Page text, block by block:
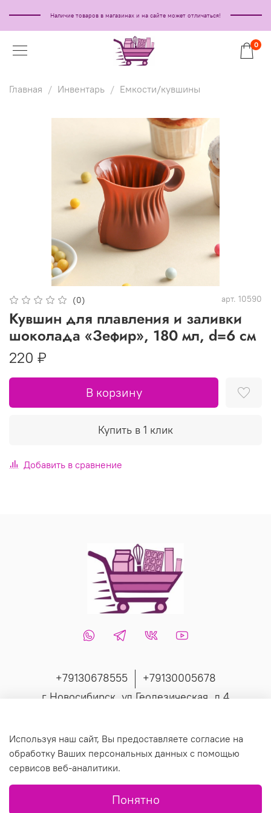
Наличие товаров в магазинах и на сайте может отличаться!
0
Главная Инвентарь Емкости/кувшины
(0) арт. 10590
Кувшин для плавления и заливки
шоколада «Зефир», 180 мл, d=6 см
220 ₽
В корзину
Купить в 1 клик
Добавить в сравнение
+79130678555
+79130005678
г Новосибирск, ул Геодезическая, д 4
© 2019 Любое использование контента без письменного
разрешения запрещено.
Используя наш сайт, Вы предоставляете согласие на
обработку Ваших персональных данных с помощью
сервисов веб-аналитики.
Понятно